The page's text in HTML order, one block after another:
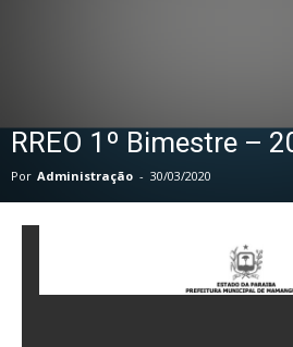
RREO 1º Bimestre –
Por Administração - 30/03/2020